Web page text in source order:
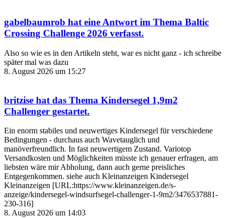
gabelbaumrob hat eine Antwort im Thema Baltic
Crossing Challenge 2026 verfasst.
Also so wie es in den Artikeln steht, war es nicht ganz - ich schreibe
später mal was dazu
8. August 2026 um 15:27
britzise hat das Thema Kindersegel 1,9m2
Challenger gestartet.
Ein enorm stabiles und neuwertiges Kindersegel für verschiedene
Bedingungen - durchaus auch Wavetauglich und
manöverfreundlich. In fast neuwertigem Zustand. Variotop
Versandkosten und Möglichkeiten müsste ich genauer erfragen, am
liebsten wäre mir Abholung, dann auch gerne preisliches
Entgegenkommen. siehe auch Kleinanzeigen Kindersegel
Kleinanzeigen [URL:https://www.kleinanzeigen.de/s-
anzeige/kindersegel-windsurfsegel-challenger-1-9m2/3476537881-
230-316]
8. August 2026 um 14:03